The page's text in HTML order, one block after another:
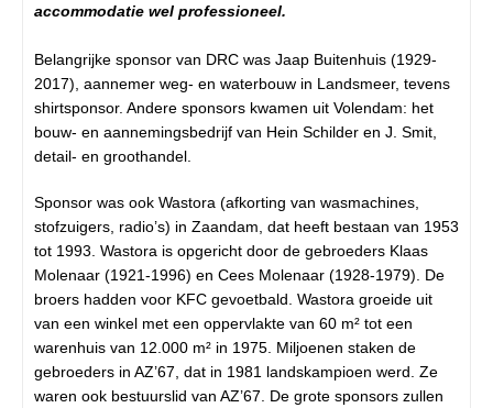
accommodatie wel professioneel.
Belangrijke sponsor van DRC was Jaap Buitenhuis (1929-
2017), aannemer weg- en waterbouw in Landsmeer, tevens
shirtsponsor. Andere sponsors kwamen uit Volendam: het
bouw- en aannemingsbedrijf van Hein Schilder en J. Smit,
detail- en groothandel.
Sponsor was ook Wastora (afkorting van wasmachines,
stofzuigers, radio’s) in Zaandam, dat heeft bestaan van 1953
tot 1993. Wastora is opgericht door de gebroeders Klaas
Molenaar (1921-1996) en Cees Molenaar (1928-1979). De
broers hadden voor KFC gevoetbald. Wastora groeide uit
van een winkel met een oppervlakte van 60 m² tot een
warenhuis van 12.000 m² in 1975. Miljoenen staken de
gebroeders in AZ’67, dat in 1981 landskampioen werd. Ze
waren ook bestuurslid van AZ’67. De grote sponsors zullen